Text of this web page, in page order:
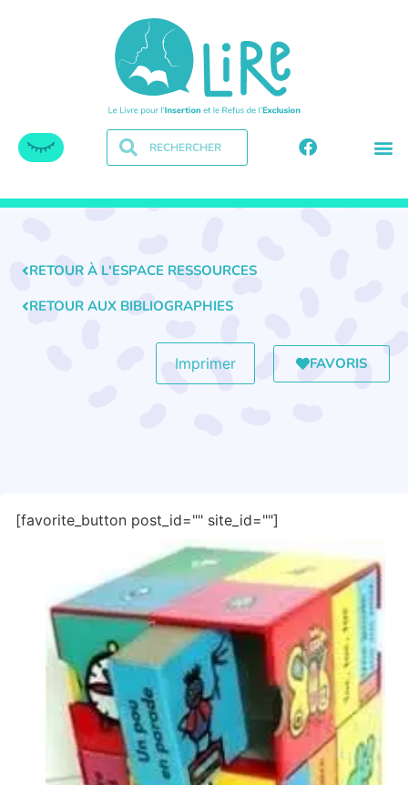
RETOUR À L'ESPACE RESSOURCES
RETOUR AUX BIBLIOGRAPHIES
Imprimer FAVORIS
[favorite_button post_id="" site_id=""]